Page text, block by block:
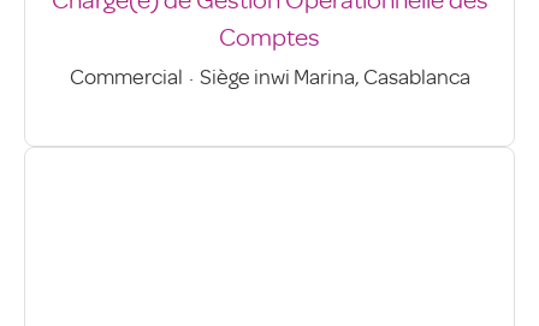
Comptes
Commercial · Siège inwi Marina, Casablanca